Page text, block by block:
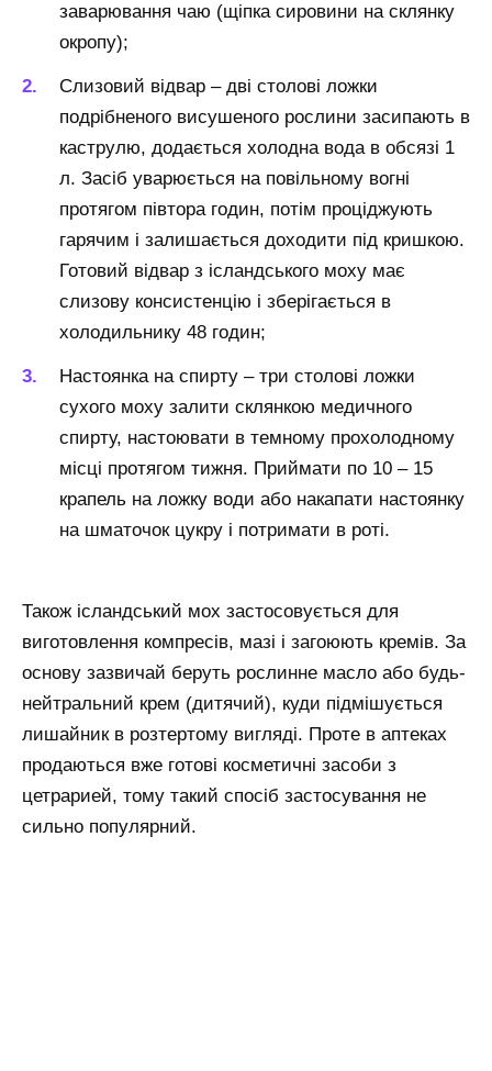
заварювання чаю (щіпка сировини на склянку
окропу);
Слизовий відвар – дві столові ложки
подрібненого висушеного рослини засипають в
каструлю, додається холодна вода в обсязі 1
л. Засіб уварюється на повільному вогні
протягом півтора годин, потім проціджують
гарячим і залишається доходити під кришкою.
Готовий відвар з ісландського моху має
слизову консистенцію і зберігається в
холодильнику 48 годин;
Настоянка на спирту – три столові ложки
сухого моху залити склянкою медичного
спирту, настоювати в темному прохолодному
місці протягом тижня. Приймати по 10 – 15
крапель на ложку води або накапати настоянку
на шматочок цукру і потримати в роті.
Також ісландський мох застосовується для
виготовлення компресів, мазі і загоюють кремів. За
основу зазвичай беруть рослинне масло або будь-
нейтральний крем (дитячий), куди підмішується
лишайник в розтертому вигляді. Проте в аптеках
продаються вже готові косметичні засоби з
цетрарией, тому такий спосіб застосування не
сильно популярний.